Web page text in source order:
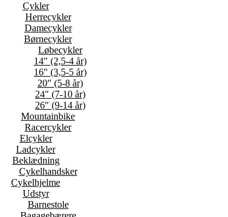
Cykler
Herrecykler
Damecykler
Børnecykler
Løbecykler
14″ (2,5-4 år)
16″ (3,5-5 år)
20″ (5-8 år)
24″ (7-10 år)
26″ (9-14 år)
Mountainbike
Racercykler
Elcykler
Ladcykler
Beklædning
Cykelhandsker
Cykelhjelme
Udstyr
Barnestole